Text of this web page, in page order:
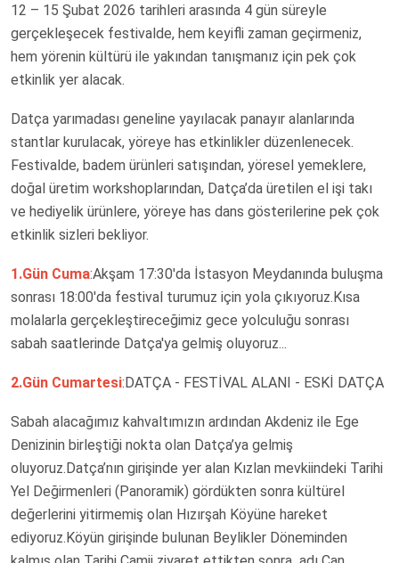
12 – 15 Şubat 2026 tarihleri arasında 4 gün süreyle
gerçekleşecek festivalde, hem keyifli zaman geçirmeniz,
hem yörenin kültürü ile yakından tanışmanız için pek çok
etkinlik yer alacak.
Datça yarımadası geneline yayılacak panayır alanlarında
stantlar kurulacak, yöreye has etkinlikler düzenlenecek.
Festivalde, badem ürünleri satışından, yöresel yemeklere,
doğal üretim workshoplarından, Datça’da üretilen el işi takı
ve hediyelik ürünlere, yöreye has dans gösterilerine pek çok
etkinlik sizleri bekliyor.
1.Gün Cuma:Akşam 17:30'da İstasyon Meydanında buluşma
sonrası 18:00'da festival turumuz için yola çıkıyoruz.Kısa
molalarla gerçekleştireceğimiz gece yolculuğu sonrası
sabah saatlerinde Datça'ya gelmiş oluyoruz...
2.Gün Cumartesi:DATÇA - FESTİVAL ALANI - ESKİ DATÇA
Sabah alacağımız kahvaltımızın ardından Akdeniz ile Ege
Denizinin birleştiği nokta olan Datça’ya gelmiş
oluyoruz.Datça’nın girişinde yer alan Kızlan mevkiindeki Tarihi
Yel Değirmenleri (Panoramik) gördükten sonra kültürel
değerlerini yitirmemiş olan Hızırşah Köyüne hareket
ediyoruz.Köyün girişinde bulunan Beylikler Döneminden